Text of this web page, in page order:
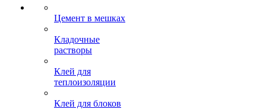
Цемент в мешках
Кладочные
растворы
Клей для
теплоизоляции
Клей для блоков